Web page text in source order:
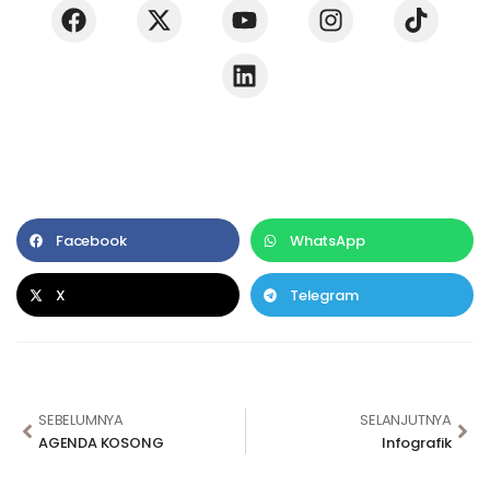
Facebook WhatsApp
X Telegram
SEBELUMNYA
AGENDA KOSONG
SELANJUTNYA
Infografik